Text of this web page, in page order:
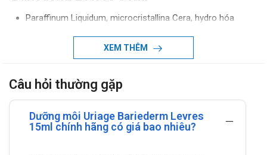
Paraffinum Liquidum, microcristallina Cera, hydro hóa
PVP Dipentaerythrityl tetrahydroxystearate /
tetraisostearate, Glycerin,Squalane.
lâu trôi.
Tác dụng - Chỉ định của Dưỡng môi
Uriage Bariederm Levres 15ml
XEM THÊM
Câu hỏi thường gặp
Dưỡng môi Uriage Bariederm Levres
15ml chính hãng có giá bao nhiêu?